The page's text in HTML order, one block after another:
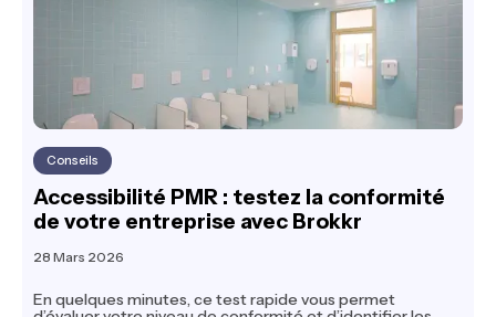
Conseils
Accessibilité PMR : testez la conformité
de votre entreprise avec Brokkr
28 Mars 2026
En quelques minutes, ce test rapide vous permet